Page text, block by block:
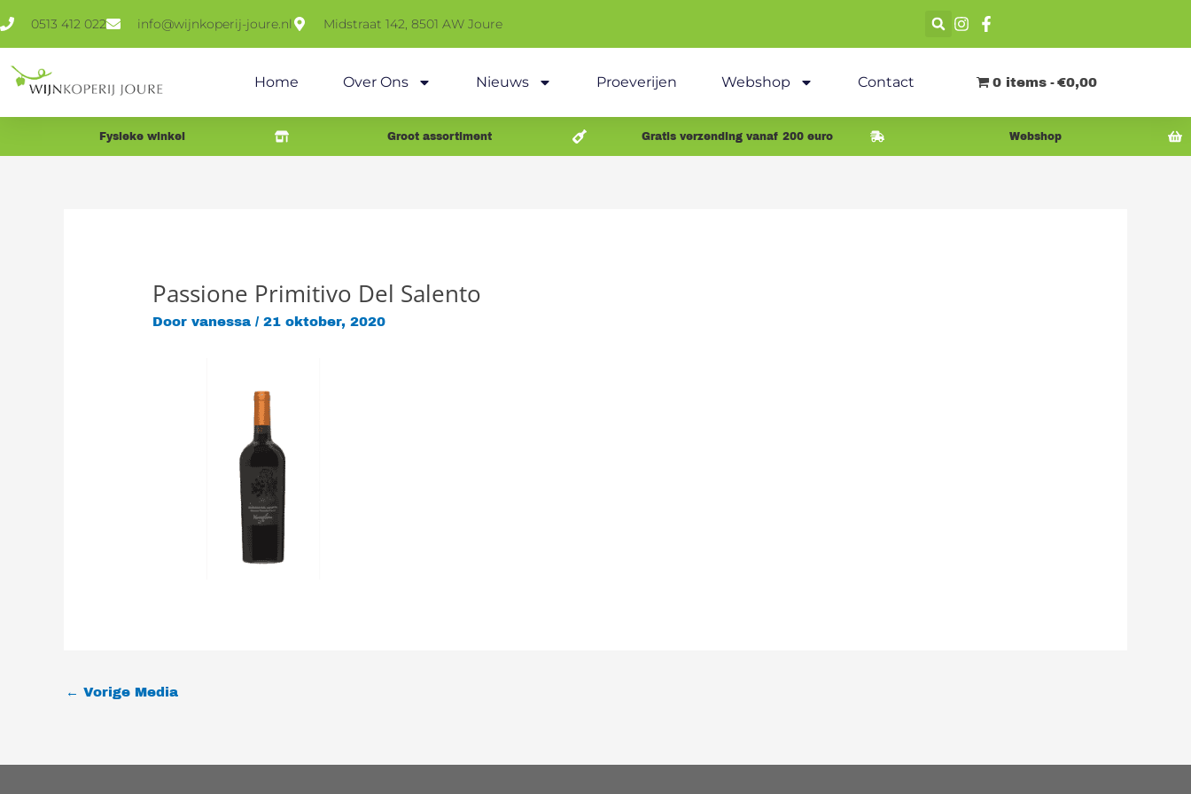
naar
de
inhoud
0513 412 022 info@wijnkoperij-joure.nl Midstraat 142, 8501 AW Joure
Home Over Ons Nieuws Proeverijen Webshop Contact 0 items €0,00
Fysieke winkel Groot assortiment Gratis verzending vanaf 200 euro Webshop
Passione Primitivo Del Salento
Doorvanessa/21 oktober, 2020
← Vorige Media